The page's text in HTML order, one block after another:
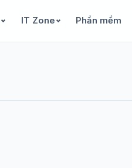
IT Zone Phần mềm